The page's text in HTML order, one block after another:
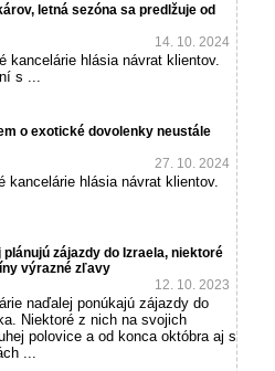
letná sezóna sa predlžuje od
14. 10. 2024
kancelárie hlásia návrat klientov.
s ...
o exotické dovolenky neustále
27. 10. 2024
hlásia návrat klientov.
zájazdy do Izraela, niektoré
výrazné zľavy
12. 10. 2023
naďalej ponúkajú zájazdy do
Niektoré z nich na svojich
polovice a od konca októbra aj s
...